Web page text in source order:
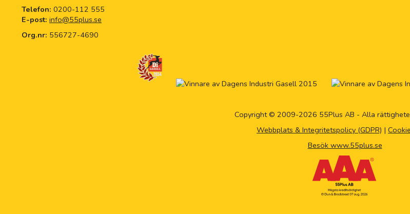
Telefon: 0200-112 555
E-post: info@55plus.se
Org.nr: 556727-4690
Copyright © 2009-2026 55Plus AB - Alla
Webbplats & Integritetspolicy (GDPR) |
Besök www.55plus.se